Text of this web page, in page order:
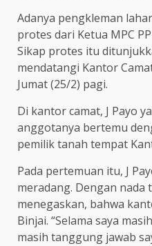
Adanya pengkleman
protes dari Ketua MPC
Sikap protes itu
mendatangi Kantor
Jumat (25/2) pagi.
Di kantor camat, J Payo
anggotanya bertemu
pemilik tanah tempat
Pada pertemuan itu, J
meradang. Dengan nada
menegaskan, bahwa
Binjai. “Selama saya
masih tanggung jawab